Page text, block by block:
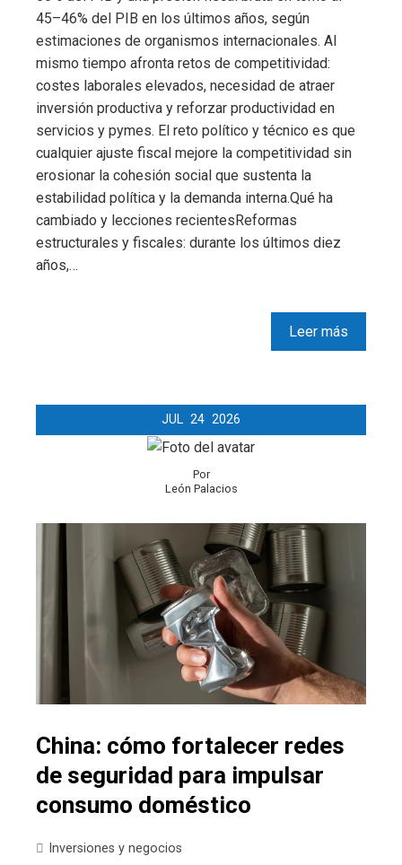
45–46% del PIB en los últimos años, según
estimaciones de organismos internacionales. Al
mismo tiempo afronta retos de competitividad:
costes laborales elevados, necesidad de atraer
inversión productiva y reforzar productividad en
servicios y pymes. El reto político y técnico es que
cualquier ajuste fiscal mejore la competitividad sin
erosionar la cohesión social que sustenta la
estabilidad política y la demanda interna.Qué ha
cambiado y lecciones recientesReformas
estructurales y fiscales: durante los últimos diez
años,…
Leer más
JUL 24 2026
Por
León Palacios
China: cómo fortalecer redes
de seguridad para impulsar
consumo doméstico
Inversiones y negocios